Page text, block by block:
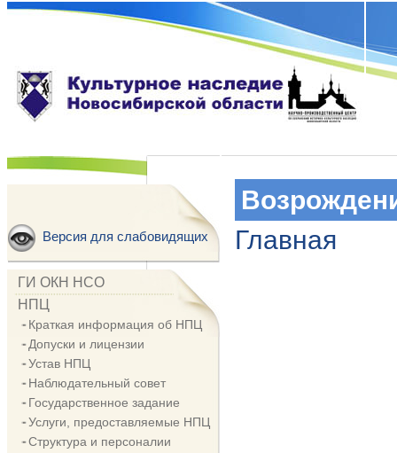
Версия для слабовидящих
ГИ ОКН НСО
НПЦ
Краткая информация об НПЦ
Допуски и лицензии
Устав НПЦ
Наблюдательный совет
Государственное задание
Услуги, предоставляемые НПЦ
Структура и персоналии
Главная